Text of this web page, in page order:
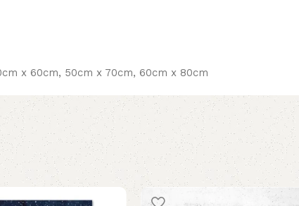
x 60cm, 50cm x 70cm, 60cm x 80cm